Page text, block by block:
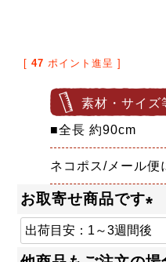
[ 47 ポイント進呈 ]
素材・サイズ
■全長 約90cm
ネコポス/メール便
お取寄せ商品です
(
必